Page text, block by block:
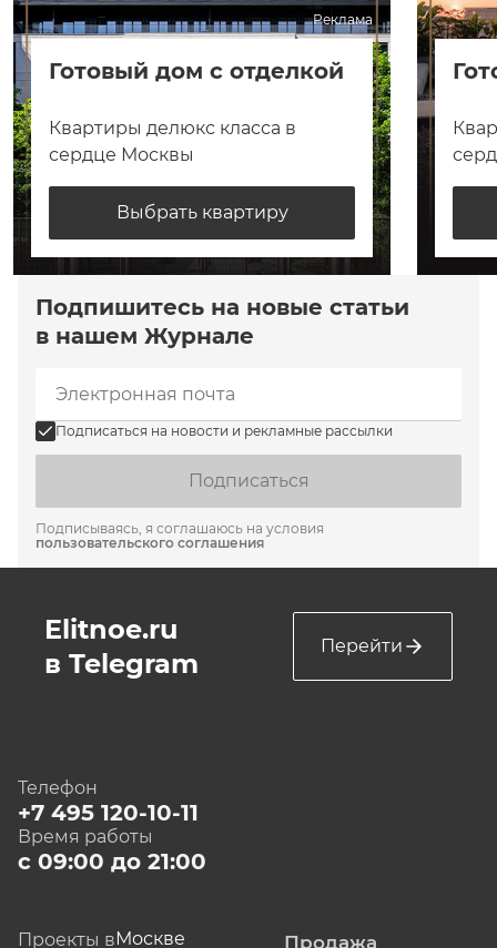
Реклама
Готовый дом с отделкой
Квартиры делюкс класса в
сердце Москвы
Выбрать квартиру
Подпишитесь на новые статьи
в нашем Журнале
Подписаться на новости и рекламные рассылки
Подписаться
Подписываясь, я соглашаюсь на условия
пользовательского соглашения
Elitnoe.ru
в Telegram
Перейти
Телефон
+7 495 120-10-11
Время работы
с 09:00 до 21:00
Проекты вМоскве Продажа